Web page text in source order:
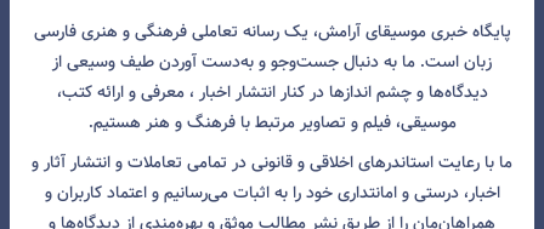
پایگاه خبری موسیقای آرامش، یک رسانه تعاملی فرهنگی و هنری فارسی
زبان است. ما به دنبال جست‌و‌جو و به‌دست آوردن طیف وسیعی از
دیدگاه‌ها و چشم انداز‌ها در کنار انتشار اخبار ، معرفی و ارائه کتب،
موسیقی، فیلم و تصاویر مرتبط با فرهنگ و هنر هستیم.
ما با رعایت استاندرهای اخلاقی و قانونی در تمامی تعاملات و انتشار آثار و
اخبار، درستی و امانتداری خود را به اثبات می‌رسانیم و اعتماد کاربران و